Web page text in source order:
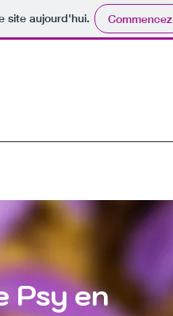
site aujourd'hui. Commencez
Psy en